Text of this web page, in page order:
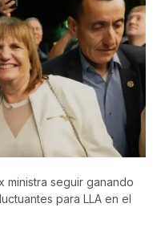
ministra seguir ganando
para LLA en el